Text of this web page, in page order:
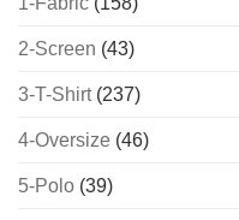
2-Screen (43)
3-T-Shirt(237)
4-Oversize (46)
5-Polo (39)